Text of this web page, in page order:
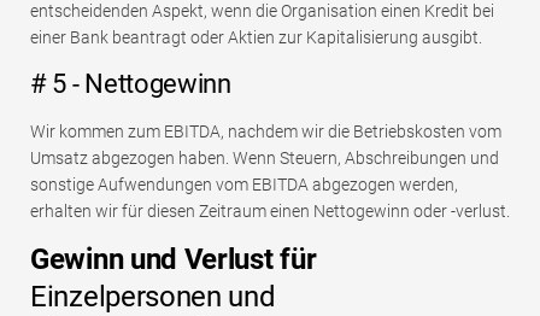
entscheidenden Aspekt, wenn die Organisation einen Kredit bei
einer Bank beantragt oder Aktien zur Kapitalisierung ausgibt.
# 5 - Nettogewinn
Wir kommen zum EBITDA, nachdem wir die Betriebskosten vom
Umsatz abgezogen haben. Wenn Steuern, Abschreibungen und
sonstige Aufwendungen vom EBITDA abgezogen werden,
erhalten wir für diesen Zeitraum einen Nettogewinn oder -verlust.
Gewinn und Verlust für
Einzelpersonen und